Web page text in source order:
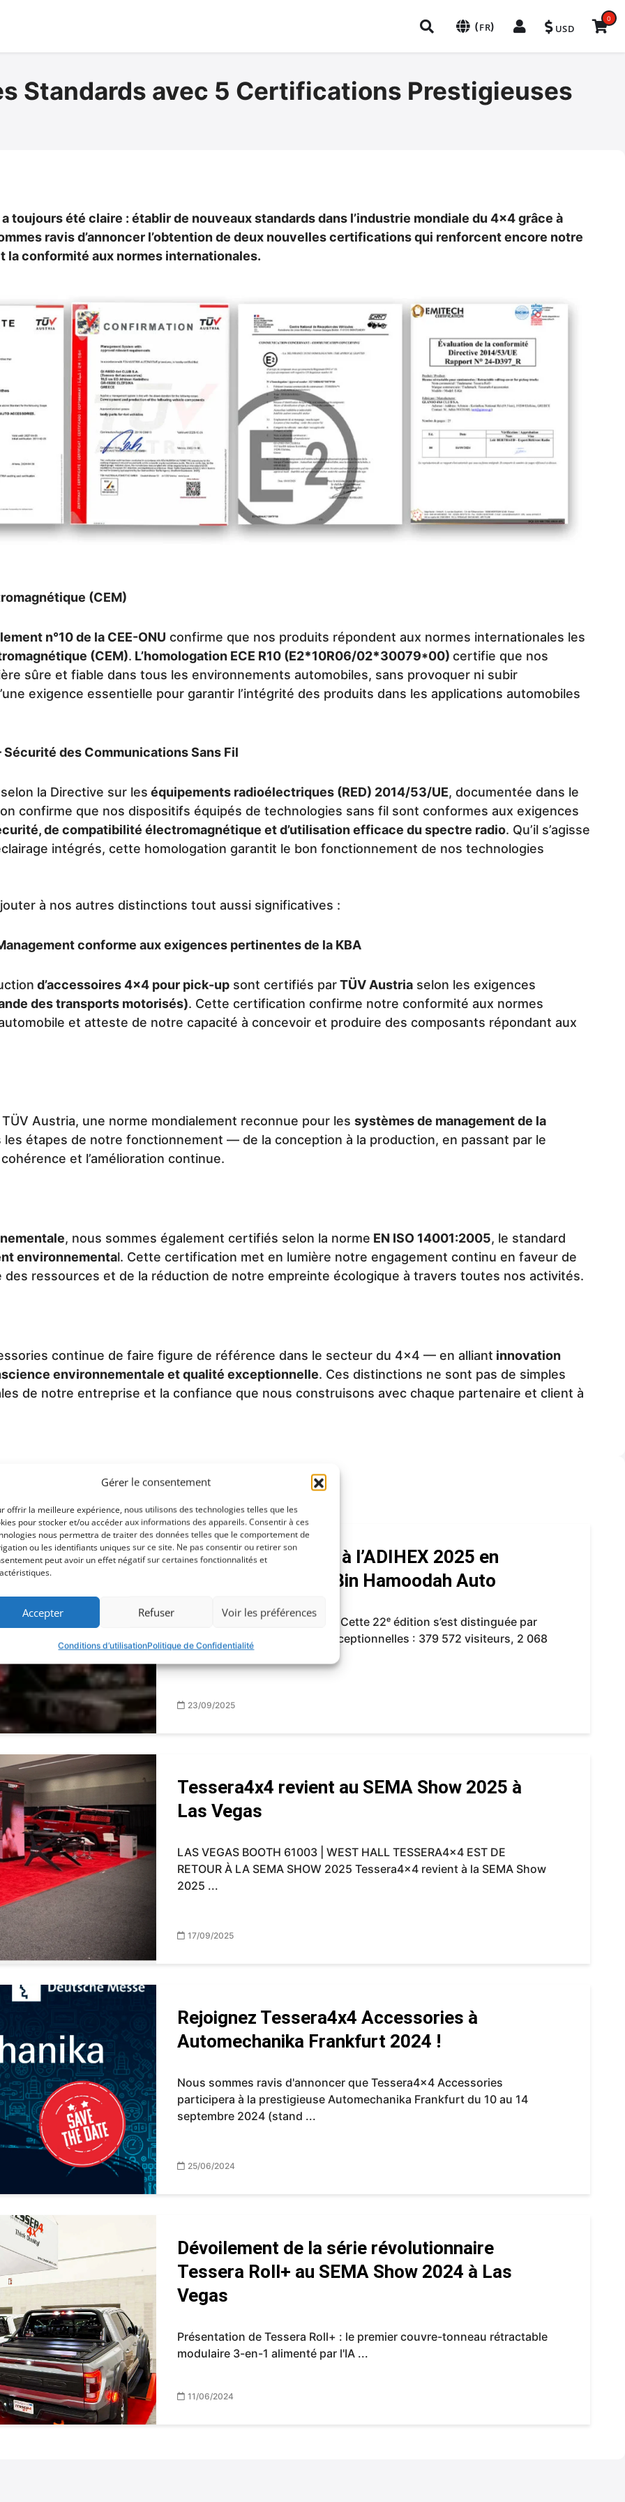
Gérer le consentement
offrir la meilleure expérience, nous utilisons des technologies telles que les
pour stocker et/ou accéder aux informations des appareils. Consentir à ces
nous permettra de traiter des données telles que le comportement de
ou les identifiants uniques sur ce site. Ne pas consentir ou retirer son
peut avoir un effet négatif sur certaines fonctionnalités et
Accepter Refuser Voir les préférences
Conditions d’utilisationPolitique de Confidentialité
(FR) USD
0
Standards avec 5 Certifications Prestigieuses
toujours été claire : établir de nouveaux standards dans l’industrie mondiale du 4x4 grâce à
ravis d’annoncer l’obtention de deux nouvelles certifications qui renforcent encore notre
la conformité aux normes internationales.
(CEM)
n°10 de la CEE-ONU confirme que nos produits répondent aux normes internationales les
(CEM). L’homologation ECE R10 (E2*10R06/02*30079*00) certifie que nos
sûre et fiable dans tous les environnements automobiles, sans provoquer ni subir
exigence essentielle pour garantir l’intégrité des produits dans les applications automobiles
des Communications Sans Fil
la Directive sur les équipements radioélectriques (RED) 2014/53/UE, documentée dans le
confirme que nos dispositifs équipés de technologies sans fil sont conformes aux exigences
de compatibilité électromagnétique et d’utilisation efficace du spectre radio. Qu’il s’agisse
intégrés, cette homologation garantit le bon fonctionnement de nos technologies
à nos autres distinctions tout aussi significatives :
conforme aux exigences pertinentes de la KBA
d’accessoires 4x4 pour pick-up sont certifiés parTÜV Austria selon les exigences
des transports motorisés). Cette certification confirme notre conformité aux normes
et atteste de notre capacité à concevoir et produire des composants répondant aux
Austria, une norme mondialement reconnue pour les systèmes de management de la
étapes de notre fonctionnement — de la conception à la production, en passant par le
et l’amélioration continue.
, nous sommes également certifiés selon la norme EN ISO 14001:2005, le standard
environnemental. Cette certification met en lumière notre engagement continu en faveur de
des ressources et de la réduction de notre empreinte écologique à travers toutes nos activités.
continue de faire figure de référence dans le secteur du 4x4 — en alliant innovation
environnementale et qualité exceptionnelle. Ces distinctions ne sont pas de simples
de notre entreprise et la confiance que nous construisons avec chaque partenaire et client à
Tessera4x4 expose à l’ADIHEX 2025 en
collaboration avec Bin Hamoodah Auto
Un salon record ADIHEX 2025 Cette 22ᵉ édition s’est distinguée par
une énergie et une ampleur exceptionnelles : 379 572 visiteurs, 2 068
exposant...
23/09/2025
Tessera4x4 revient au SEMA Show 2025 à
Las Vegas
LAS VEGAS BOOTH 61003 | WEST HALL TESSERA4x4 EST DE
RETOUR À LA SEMA SHOW 2025 Tessera4x4 revient à la SEMA Show
2025 ...
17/09/2025
Rejoignez Tessera4x4 Accessories à
Automechanika Frankfurt 2024 !
Nous sommes ravis d'annoncer que Tessera4x4 Accessories
participera à la prestigieuse Automechanika Frankfurt du 10 au 14
septembre 2024 (stand ...
25/06/2024
Dévoilement de la série révolutionnaire
Tessera Roll+ au SEMA Show 2024 à Las
Vegas
Présentation de Tessera Roll+ : le premier couvre-tonneau rétractable
modulaire 3-en-1 alimenté par l'IA ...
11/06/2024